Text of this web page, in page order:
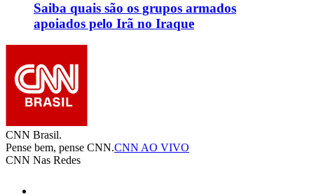
Saiba quais são os grupos armados
apoiados pelo Irã no Iraque
CNN Brasil.
Pense bem, pense CNN.CNN AO VIVO
CNN Nas Redes